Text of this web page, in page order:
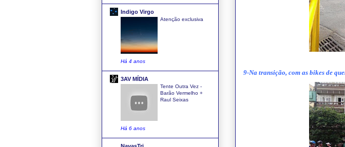
9-Na transição, com as bikes de
Indigo Virgo
Atenção exclusiva
Há 4 anos
3AV MÍDIA
Tente Outra Vez -
Barão Vermelho +
Raul Seixas
Há 6 anos